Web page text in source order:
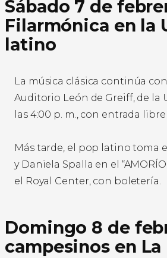
Sábado 7 de
Filarmónica en la
latino
La música clásica continúa
Auditorio León de Greiff, de la
las 4:00 p. m., con entrada
Más tarde, el pop latino toma
y Daniela Spalla en el
el Royal Center, con boletería.
Domingo 8 de
campesinos en